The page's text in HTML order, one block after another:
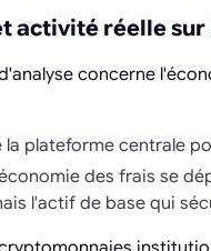
activité réelle
concerne
la plateforme centrale
des frais se
l'actif de base qui